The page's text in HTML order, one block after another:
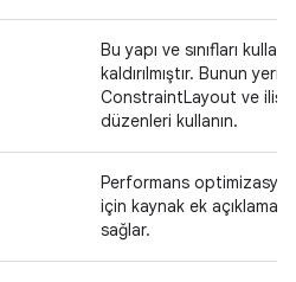
Bu yapı ve sınıfları
kaldırılmıştır. Bunun
ConstraintLayout ve
düzenleri kullanın.
Performans
için kaynak ek
sağlar.